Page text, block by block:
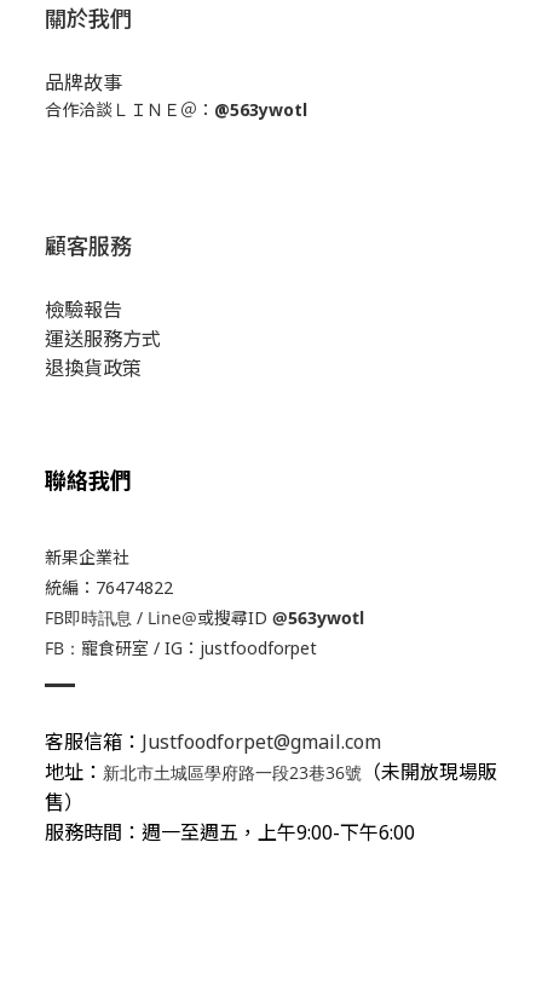
關於我們
品牌故事
合作洽談ＬＩＮＥ＠： @563ywotl
顧客服務
檢驗報告
運送服務方式
退換貨政策
聯絡我們
新果企業社
統編：76474822
FB即時訊息 / Line@或搜尋ID @563ywotl
FB： 寵食研室 / IG： justfoodforpet
客服信箱： Justfoodforpet@gmail.com
地址： 新北市土城區學府路一段23巷36號 （未開放現場販
售）
服務時間：週一至週五，上午9:00-下午6:00